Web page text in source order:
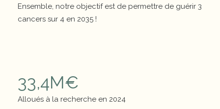
Ensemble, notre objectif est de permettre de guérir 3
cancers sur 4 en 2035 !
33,4M€
Alloués à la recherche en 2024